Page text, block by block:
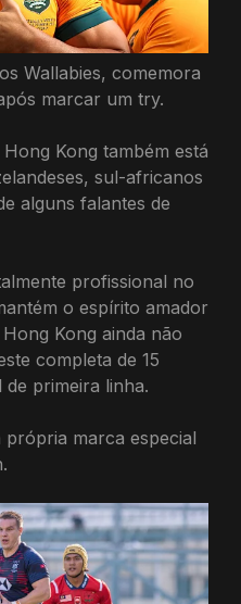
Wallabies, comemora
marcar um try.
Kong também está
sul-africanos
alguns falantes de
profissional no
o espírito amador
Kong ainda não
completa de 15
primeira linha.
própria marca especial